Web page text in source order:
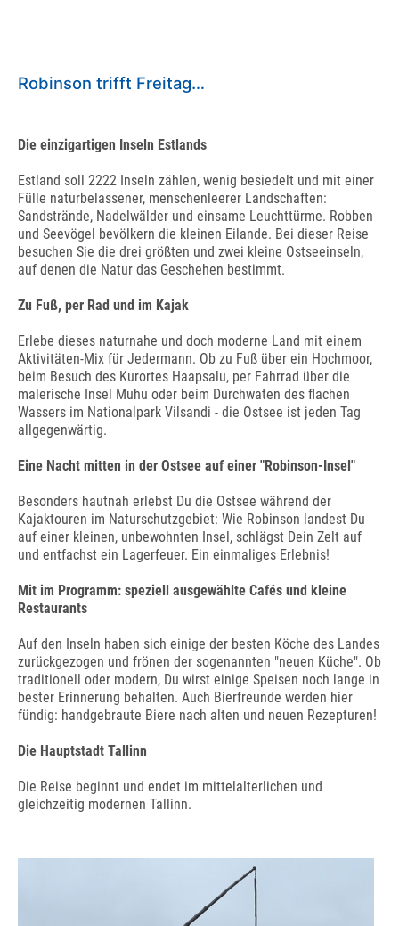
Robinson trifft Freitag…
Die einzigartigen Inseln Estlands
Estland soll 2222 Inseln zählen, wenig besiedelt und mit einer
Fülle naturbelassener, menschenleerer Landschaften:
Sandstrände, Nadelwälder und einsame Leuchttürme. Robben
und Seevögel bevölkern die kleinen Eilande. Bei dieser Reise
besuchen Sie die drei größten und zwei kleine Ostseeinseln,
auf denen die Natur das Geschehen bestimmt.
Zu Fuß, per Rad und im Kajak
Erlebe dieses naturnahe und doch moderne Land mit einem
Aktivitäten-Mix für Jedermann. Ob zu Fuß über ein Hochmoor,
beim Besuch des Kurortes Haapsalu, per Fahrrad über die
malerische Insel Muhu oder beim Durchwaten des flachen
Wassers im Nationalpark Vilsandi - die Ostsee ist jeden Tag
allgegenwärtig.
Eine Nacht mitten in der Ostsee auf einer "Robinson-Insel"
Besonders hautnah erlebst Du die Ostsee während der
Kajaktouren im Naturschutzgebiet: Wie Robinson landest Du
auf einer kleinen, unbewohnten Insel, schlägst Dein Zelt auf
und entfachst ein Lagerfeuer. Ein einmaliges Erlebnis!
Mit im Programm: speziell ausgewählte Cafés und kleine
Restaurants
Auf den Inseln haben sich einige der besten Köche des Landes
zurückgezogen und frönen der sogenannten "neuen Küche". Ob
traditionell oder modern, Du wirst einige Speisen noch lange in
bester Erinnerung behalten. Auch Bierfreunde werden hier
fündig: handgebraute Biere nach alten und neuen Rezepturen!
Die Hauptstadt Tallinn
Die Reise beginnt und endet im mittelalterlichen und
gleichzeitig modernen Tallinn.